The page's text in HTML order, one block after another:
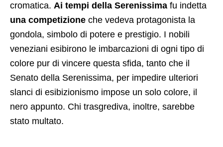
cromatica. Ai tempi della Serenissima fu indetta
una competizione che vedeva protagonista la
gondola, simbolo di potere e prestigio. I nobili
veneziani esibirono le imbarcazioni di ogni tipo di
colore pur di vincere questa sfida, tanto che il
Senato della Serenissima, per impedire ulteriori
slanci di esibizionismo impose un solo colore, il
nero appunto. Chi trasgrediva, inoltre, sarebbe
stato multato.